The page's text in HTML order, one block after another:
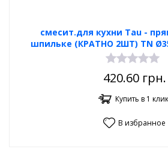
смесит.для кухни Tau -
шпильке (КРАТНО 2ШТ) TN
420.60грн.
Купить в 1 клик
В избранное